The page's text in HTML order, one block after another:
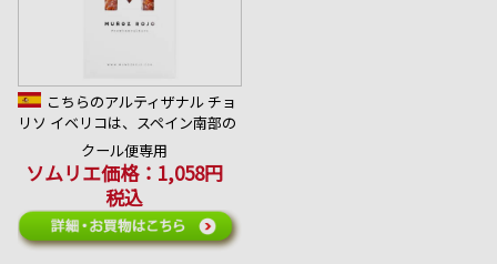
こちらのアルティザナル チョ
リソ イベリコは、スペイン南部の
ムルシア地方に位置するアロマイ
ベリカ・セラーナで作られていま
す。
合うお酒：スペインのビール
クール便専用
ソムリエ価格：1,058円
税込